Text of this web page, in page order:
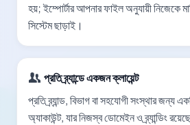
হয়; ইম্পোর্টার আপনার ফাইল অনুযায়ী নিজেকে
সিস্টেম ছাড়াই।
প্রতি ব্র্যান্ডে একজন ক্লায়েন্ট
প্রতি ব্র্যান্ড, বিভাগ বা সহযোগী সংস্থার জন্য
অ্যাকাউন্ট, যার নিজস্ব ডোমেইন ও ব্র্যান্ডিং